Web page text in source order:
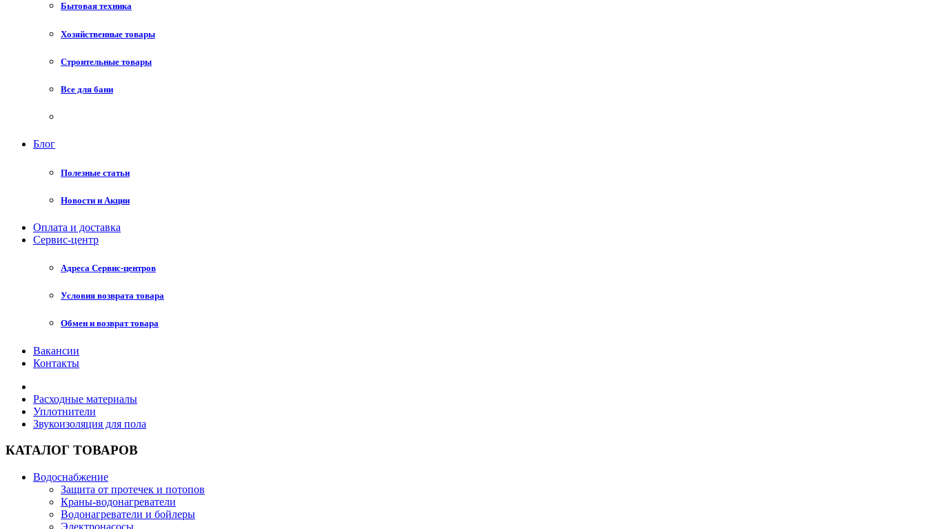
Бытовая техника
Хозяйственные товары
Строительные товары
Все для бани
Блог
Полезные статьи
Новости и Акции
Оплата и доставка
Сервис-центр
Адреса Сервис-центров
Условия возврата товара
Обмен и возврат товара
Вакансии
Контакты
Расходные материалы
Уплотнители
Звукоизоляция для пола
КАТАЛОГ ТОВАРОВ
Водоснабжение
Защита от протечек и потопов
Краны-водонагреватели
Водонагреватели и бойлеры
Электронасосы